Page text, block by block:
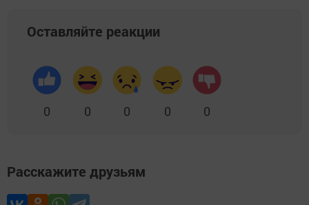
Оставляйте реакции
0 0 0 0 0
Расскажите друзьям